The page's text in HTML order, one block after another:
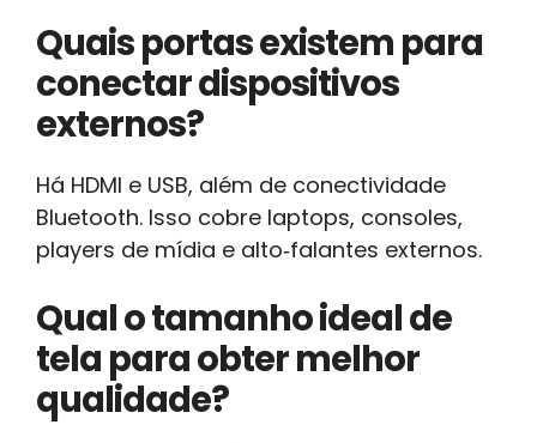
Quais portas existem para
conectar dispositivos
externos?
Há HDMI e USB, além de conectividade
Bluetooth. Isso cobre laptops, consoles,
players de mídia e alto‑falantes externos.
Qual o tamanho ideal de
tela para obter melhor
qualidade?